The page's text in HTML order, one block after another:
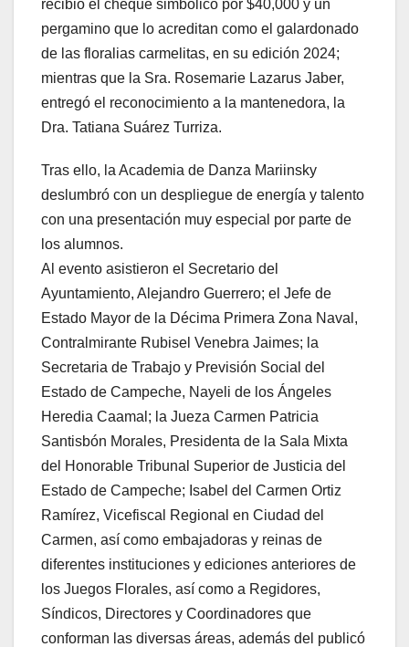
recibió el cheque simbólico por $40,000 y un
pergamino que lo acreditan como el galardonado
de las floralias carmelitas, en su edición 2024;
mientras que la Sra. Rosemarie Lazarus Jaber,
entregó el reconocimiento a la mantenedora, la
Dra. Tatiana Suárez Turriza.
Tras ello, la Academia de Danza Mariinsky
deslumbró con un despliegue de energía y talento
con una presentación muy especial por parte de
los alumnos.
Al evento asistieron el Secretario del
Ayuntamiento, Alejandro Guerrero; el Jefe de
Estado Mayor de la Décima Primera Zona Naval,
Contralmirante Rubisel Venebra Jaimes; la
Secretaria de Trabajo y Previsión Social del
Estado de Campeche, Nayeli de los Ángeles
Heredia Caamal; la Jueza Carmen Patricia
Santisbón Morales, Presidenta de la Sala Mixta
del Honorable Tribunal Superior de Justicia del
Estado de Campeche; Isabel del Carmen Ortiz
Ramírez, Vicefiscal Regional en Ciudad del
Carmen, así como embajadoras y reinas de
diferentes instituciones y ediciones anteriores de
los Juegos Florales, así como a Regidores,
Síndicos, Directores y Coordinadores que
conforman las diversas áreas, además del publicó